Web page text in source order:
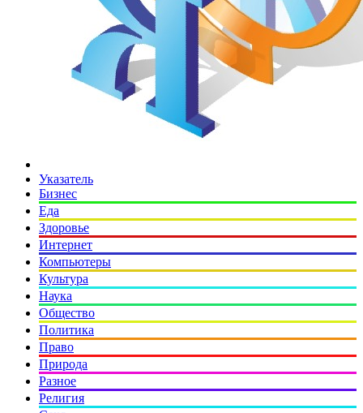
Указатель
Бизнес
Еда
Здоровье
Интернет
Компьютеры
Культура
Наука
Общество
Политика
Право
Природа
Разное
Религия